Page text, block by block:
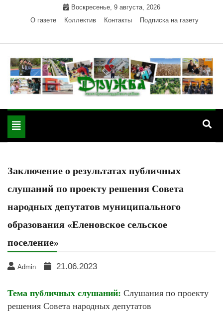
Воскресенье, 9 августа, 2026
О газете
Коллектив Контакты Подписка на газету
"Дружба" — газета
Красногвардейского района Республики Адыгея
Toggle
navigation
Заключение о результатах публичных
слушаний по проекту решения Совета
народных депутатов муниципального
образования «Еленовское сельское
поселение»
Admin 21.06.2023
Тема публичных слушаний: Слушания по проекту
решения Совета народных депутатов